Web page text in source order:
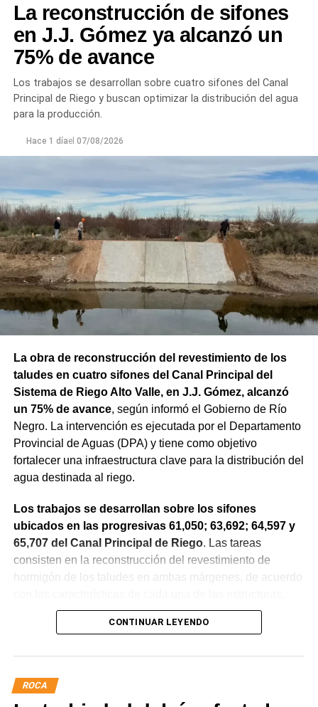
La reconstrucción de sifones
en J.J. Gómez ya alcanzó un
75% de avance
Los trabajos se desarrollan sobre cuatro sifones del Canal
Principal de Riego y buscan optimizar la distribución del agua
para la producción.
Hace 1 díael 07/08/2026
La obra de reconstrucción del revestimiento de los
taludes en cuatro sifones del Canal Principal del
Sistema de Riego Alto Valle, en J.J. Gómez, alcanzó
un 75% de avance, según informó el Gobierno de Río
Negro. La intervención es ejecutada por el Departamento
Provincial de Aguas (DPA) y tiene como objetivo
fortalecer una infraestructura clave para la distribución del
agua destinada al riego.
Los trabajos se desarrollan sobre los sifones
ubicados en las progresivas 61,050; 63,692; 64,597 y
65,707 del Canal Principal de Riego. Las tareas
consisten en la reconstrucción del revestimiento de
hormigón de los taludes en ambas márgenes, de acuerdo
La obra incluye la demolición de losas deterioradas, la
requieren, la ejecución de un nuevo revestimiento de
hormigón reforzado con malla de acero y el sellado de
juntas para mejorar la durabilidad de la infraestructura.
CONTINUAR LEYENDO
ROCA